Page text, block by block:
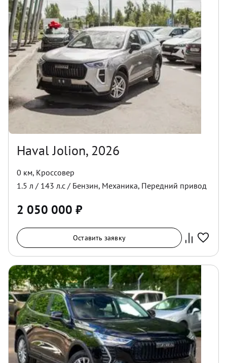
Haval Jolion, 2026
0 км, Кроссовер
1.5 л / 143 л.с / Бензин, Механика, Передний привод
2 050 000 ₽
Оставить заявку